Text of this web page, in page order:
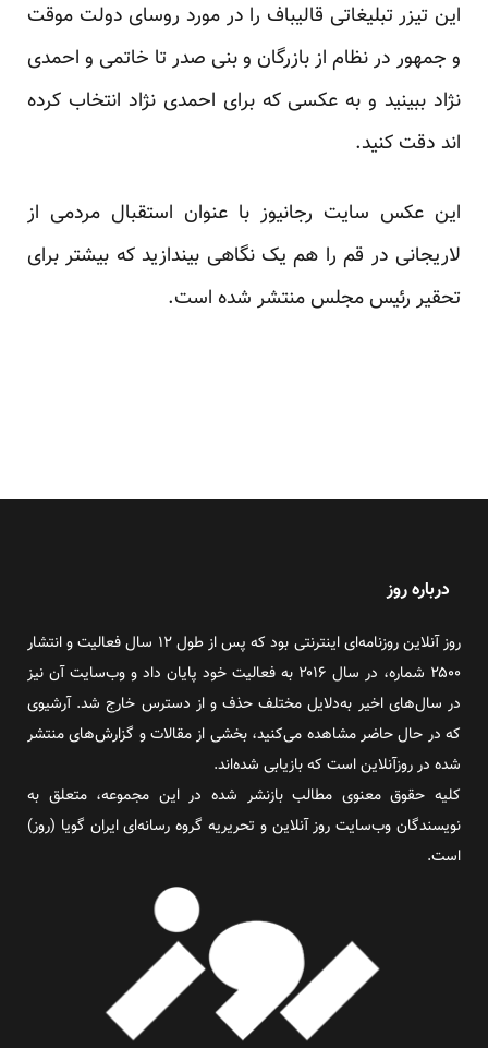
این تیزر تبلیغاتی قالیباف را در مورد روسای دولت موقت
و جمهور در نظام از بازرگان و بنی صدر تا خاتمی و احمدی
نژاد ببینید و به عکسی که برای احمدی نژاد انتخاب کرده
اند دقت کنید.
این عکس سایت رجانیوز با عنوان استقبال مردمی از
لاریجانی در قم را هم یک نگاهی بیندازید که بیشتر برای
تحقیر رئیس مجلس منتشر شده است.
درباره روز
روز آنلاین روزنامه‌ای اینترنتی بود که پس از طول ۱۲ سال فعالیت و انتشار
۲۵۰۰ شماره، در سال ۲۰۱۶ به فعالیت خود پایان داد و وب‌سایت آن نیز
در سال‌های اخیر به‌دلایل مختلف حذف و از دسترس خارج شد. آرشیوی
که در حال حاضر مشاهده می‌کنید، بخشی از مقالات و گزارش‌های منتشر
شده در روزآنلاین است که بازیابی شده‌اند.
کلیه حقوق معنوی مطالب بازنشر شده در این مجموعه، متعلق به
نویسندگان وب‌سایت روز آنلاین و تحریریه گروه رسانه‌ای ایران گویا (روز)
است.